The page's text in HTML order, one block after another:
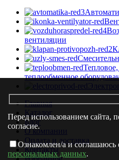
вентиляции
теплообменное
Главная
Каталог
Блог
О компании
Оплата и доставка
Контакты
Перед использованием сайта,
согласие.
Ознакомлен/а и соглашаюсь
персональных данных.